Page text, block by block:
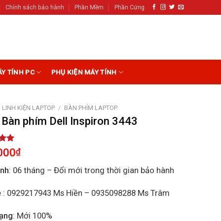
Chính sách bảo hành Phần Mềm Phần Cứng
TÍNH PC PHỤ KIỆN MÁY TÍNH
LINH KIỆN LAPTOP / BÀN PHÍM LAPTOP
phím Dell Inspiron 3443
₫
: 06 tháng – Đổi mới trong thời gian bảo hành
: 0929217943 Ms Hiền – 0935098288 Ms Trâm
: Mới 100%